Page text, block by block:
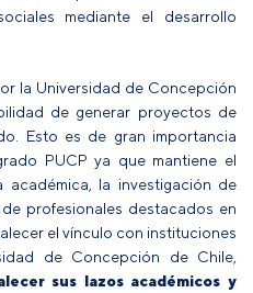
mediante el desarrollo
la Universidad de Concepción
de generar proyectos de
Esto es de gran importancia
PUCP ya que mantiene el
académica, la investigación de
profesionales destacados en
el vínculo con instituciones
de Concepción de Chile,
sus lazos académicos y